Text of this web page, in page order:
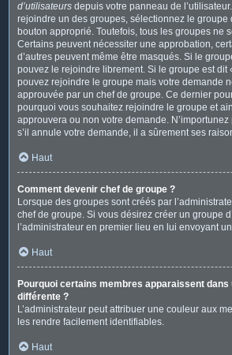
d’utilisateurs depuis votre panneau de
rejoindre un des groupes, sélectionnez le groupe
bouton approprié. Toutefois, tous les groupes ne
Certains peuvent nécessiter une approbation,
d’autres peuvent même être masqués. Si le
pouvez le rejoindre librement. Si le groupe est dit
pouvez rejoindre le groupe mais votre demande
approuvée par un chef de groupe. Ce dernier
pourquoi vous souhaitez rejoindre le groupe et
approuvera ou non votre demande.
s’il annule votre demande, il a sûrement ses
Haut
Comment devenir chef de groupe ?
Lorsque des groupes sont créés par
chef de groupe. Si vous désirez créer un groupe
l’administrateur en premier lieu en lui envoyant
Haut
Pourquoi certains membres apparaissent dans
différente ?
L’administrateur peut attribuer une couleur aux
les rendre facilement identifiables.
Haut